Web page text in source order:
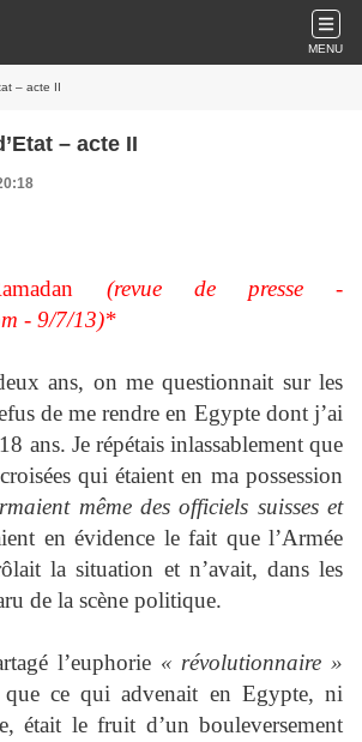
MENU
– acte II
– acte II
(revue de presse -
- 9/7/13)*
ans, on me questionnait sur les
de me rendre en Egypte dont j’ai
ans. Je répétais inlassablement que
qui étaient en ma possession
même des officiels suisses et
en évidence le fait que l’Armée
la situation et n’avait, dans les
de la scène politique.
l’euphorie « révolutionnaire »
ce qui advenait en Egypte, ni
était le fruit d’un bouleversement